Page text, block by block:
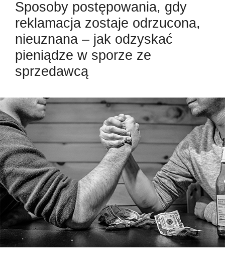
Sposoby postępowania, gdy
reklamacja zostaje odrzucona,
nieuznana – jak odzyskać
pieniądze w sporze ze
sprzedawcą